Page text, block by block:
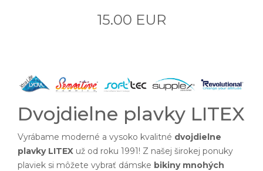
15.00 EUR
Dvojdielne plavky LITEX
Vyrábame moderné a vysoko kvalitné dvojdielne
plavky LITEX už od roku 1991! Z našej širokej ponuky
plaviek si môžete vybrať dámske bikiny mnohých